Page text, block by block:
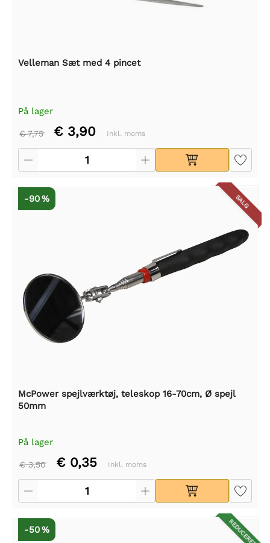
Velleman Sæt med 4 pincet
På lager
€ 7,75 € 3,90 Inkl. moms
SALG
-90 %
McPower spejlværktøj, teleskop 16-70cm, Ø spejl
50mm
På lager
€ 3,50 € 0,35 Inkl. moms
REDUCERET
-50 %